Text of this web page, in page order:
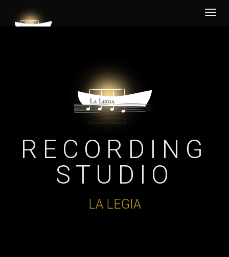
RECORDING
STUDIO
LA LEGIA